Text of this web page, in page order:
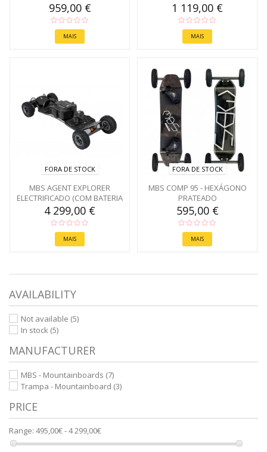
959,00 €
MAIS
1 119,00 €
MAIS
FORA DE STOCK
MBS AGENT EXPLORER
ELECTRIFICADO (COM BATERIA
1080)
4 299,00 €
MAIS
FORA DE STOCK
MBS COMP 95 - HEXÁGONO
PRATEADO
595,00 €
MAIS
AVAILABILITY
Not available (5)
In stock (5)
MANUFACTURER
MBS - Mountainboards (7)
Trampa - Mountainboard (3)
PRICE
Range: 495,00€ - 4 299,00€